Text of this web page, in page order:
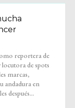
después...